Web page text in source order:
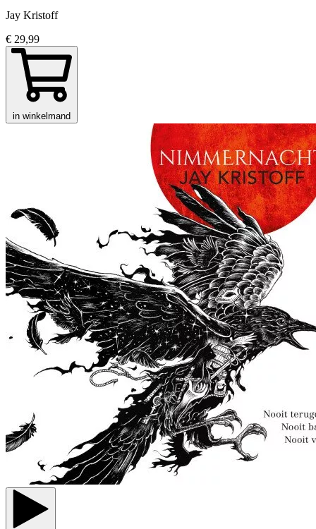
Jay Kristoff
€ 29,99
in winkelmand